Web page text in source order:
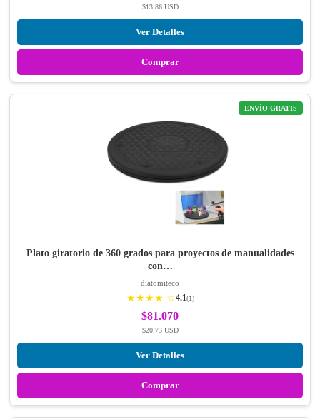
$13.86 USD
Ver Detalles
Comprar
ENVÍO GRATIS
Plato giratorio de 360 ​​grados para proyectos de manualidades
con…
diatomiteco
★★★★ ☆4.1(1)
$81.070
$20.73 USD
Ver Detalles
Comprar